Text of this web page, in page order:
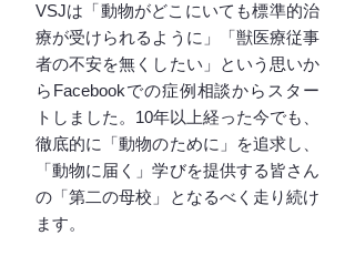
VSJは「動物がどこにいても標準的治
療が受けられるように」「獣医療従事
者の不安を無くしたい」という思いか
らFacebookでの症例相談からスター
トしました。10年以上経った今でも、
徹底的に「動物のために」を追求し、
「動物に届く」学びを提供する皆さん
の「第二の母校」となるべく走り続け
ます。